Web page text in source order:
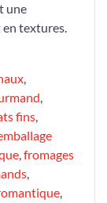
une
en textures.
,
,
fins,
,fromages
,
,